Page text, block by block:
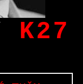
K27